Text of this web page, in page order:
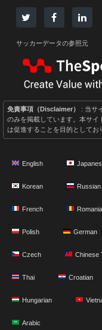
サッカーデータの参照元
免責事項（Disclaimer）
: 当サ
のみを掲載しています。本サイ
は促進することを目的としてお
English
Korean Russian
French
Polish German
Czech Chinese
Thai Croatian
Hungarian
Arabic